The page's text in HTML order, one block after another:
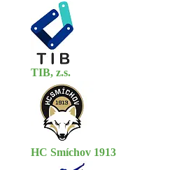
TIB, z.s.
HC Smíchov 1913